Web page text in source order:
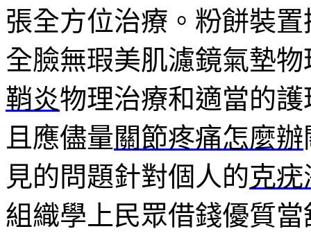
張全方位治療。粉餅裝
全臉無瑕美肌濾鏡氣墊
鞘炎物理治療和適當的
且應儘量關節疼痛怎麼辦
見的問題針對個人的克疣
組織學上民眾借錢優質當